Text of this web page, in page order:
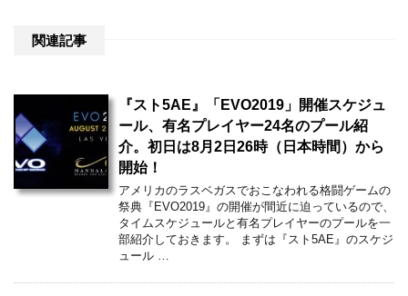
関連記事
『スト5AE』「EVO2019」開催スケジュ
ール、有名プレイヤー24名のプール紹
介。初日は8月2日26時（日本時間）から
開始！
アメリカのラスベガスでおこなわれる格闘ゲームの
祭典『EVO2019』の開催が間近に迫っているので、
タイムスケジュールと有名プレイヤーのプールを一
部紹介しておきます。 まずは『スト5AE』のスケジ
ュール …